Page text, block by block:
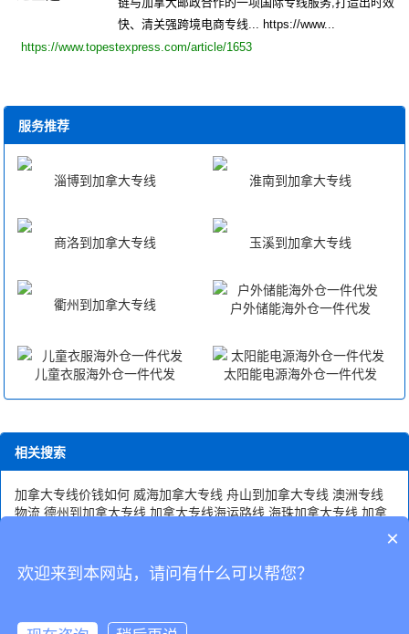
快、清关强跨境电商专线... https://www...
https://www.topestexpress.com/article/1653
服务推荐
淄博到加拿大专线 淮南到加拿大专线
商洛到加拿大专线 玉溪到加拿大专线
衢州到加拿大专线 户外储能海外仓一件代发
儿童衣服海外仓一件代发 太阳能电源海外仓一件代发
相关搜索
加拿大专线价钱如何 威海加拿大专线 舟山到加拿大专线 澳洲专线
物流 德州到加拿大专线 加拿大专线海运路线 海珠加拿大专线 加拿
专线快递
CopyRight © 深圳市韬博供应链有限公司
×
欢迎来到本网站，请问有什么可以帮您？